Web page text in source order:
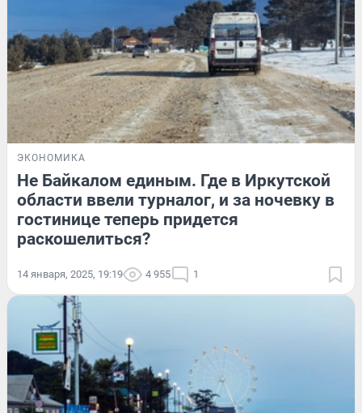
ЭКОНОМИКА
Не Байкалом единым. Где в Иркутской
области ввели турналог, и за ночевку в
гостинице теперь придется
раскошелиться?
14 января, 2025, 19:19 4 955 1